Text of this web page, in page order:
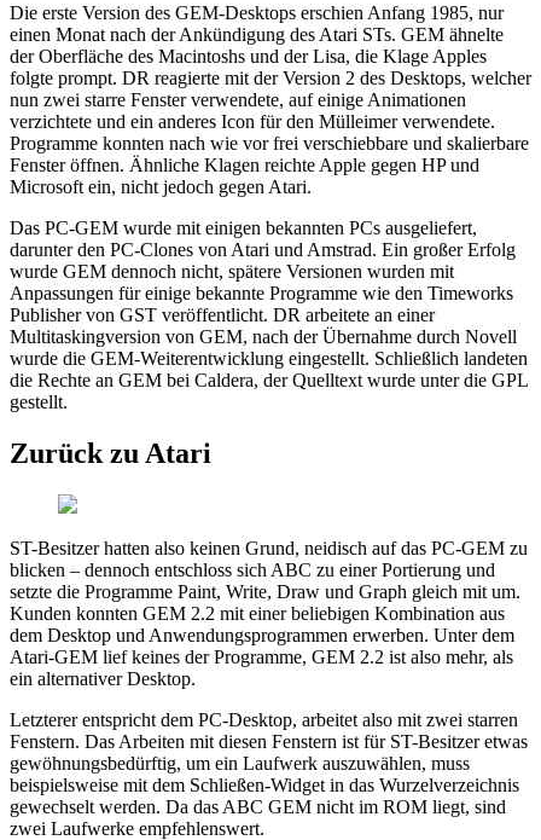
Die erste Version des GEM-Desktops erschien Anfang 1985, nur
einen Monat nach der Ankündigung des Atari STs. GEM ähnelte
der Oberfläche des Macintoshs und der Lisa, die Klage Apples
folgte prompt. DR reagierte mit der Version 2 des Desktops, welcher
nun zwei starre Fenster verwendete, auf einige Animationen
verzichtete und ein anderes Icon für den Mülleimer verwendete.
Programme konnten nach wie vor frei verschiebbare und skalierbare
Fenster öffnen. Ähnliche Klagen reichte Apple gegen HP und
Microsoft ein, nicht jedoch gegen Atari.
Das PC-GEM wurde mit einigen bekannten PCs ausgeliefert,
darunter den PC-Clones von Atari und Amstrad. Ein großer Erfolg
wurde GEM dennoch nicht, spätere Versionen wurden mit
Anpassungen für einige bekannte Programme wie den Timeworks
Publisher von GST veröffentlicht. DR arbeitete an einer
Multitaskingversion von GEM, nach der Übernahme durch Novell
wurde die GEM-Weiterentwicklung eingestellt. Schließlich landeten
die Rechte an GEM bei Caldera, der Quelltext wurde unter die GPL
gestellt.
Zurück zu Atari
ST-Besitzer hatten also keinen Grund, neidisch auf das PC-GEM zu
blicken – dennoch entschloss sich ABC zu einer Portierung und
setzte die Programme Paint, Write, Draw und Graph gleich mit um.
Kunden konnten GEM 2.2 mit einer beliebigen Kombination aus
dem Desktop und Anwendungsprogrammen erwerben. Unter dem
Atari-GEM lief keines der Programme, GEM 2.2 ist also mehr, als
ein alternativer Desktop.
Letzterer entspricht dem PC-Desktop, arbeitet also mit zwei starren
Fenstern. Das Arbeiten mit diesen Fenstern ist für ST-Besitzer etwas
gewöhnungsbedürftig, um ein Laufwerk auszuwählen, muss
beispielsweise mit dem Schließen-Widget in das Wurzelverzeichnis
gewechselt werden. Da das ABC GEM nicht im ROM liegt, sind
zwei Laufwerke empfehlenswert.